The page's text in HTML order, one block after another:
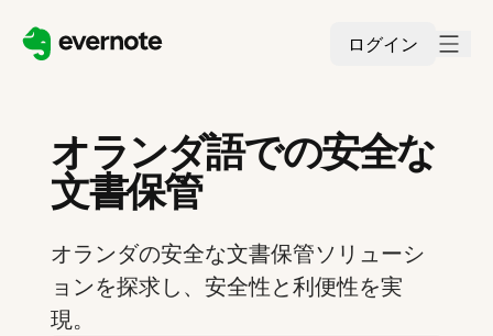
ログイン
オランダ語での安全な
文書保管
オランダの安全な文書保管ソリューシ
ョンを探求し、安全性と利便性を実
現。